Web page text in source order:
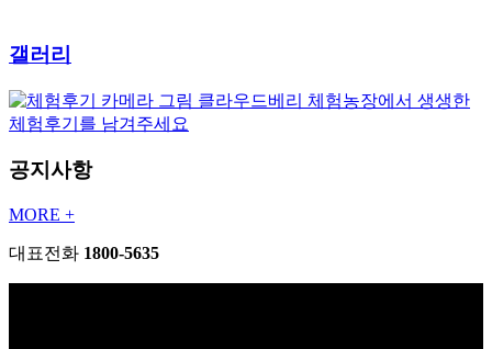
갤러리
클라우드베리 체험농장에서 생생한
체험후기를 남겨주세요
공지사항
MORE +
대표전화 1800-5635